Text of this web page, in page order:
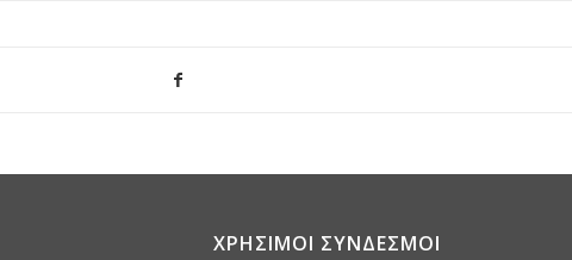
ΧΡΗΣΙΜΟΙ ΣΥΝΔΕΣΜΟΙ